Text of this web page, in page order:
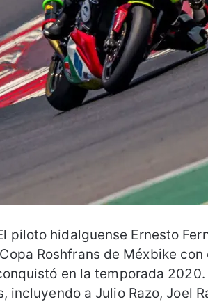
piloto hidalguense Ernesto
Roshfrans de Méxbike con
en la temporada 2020.
a Julio Razo, Joel